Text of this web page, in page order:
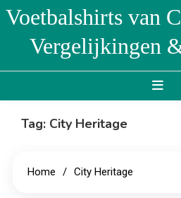
Skip
content
Voetbalshirts van
Vergelijkingen
Tag: City Heritage
Home City Heritage